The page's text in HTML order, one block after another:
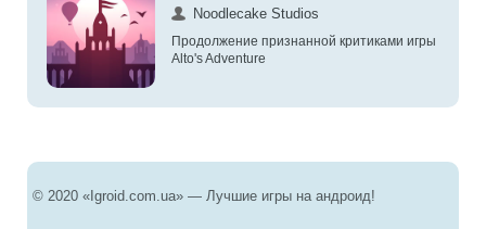
Noodlecake Studios
Продолжение признанной критиками игры
Alto's Adventure
© 2020 «Igroid.com.ua» — Лучшие игры на андроид!